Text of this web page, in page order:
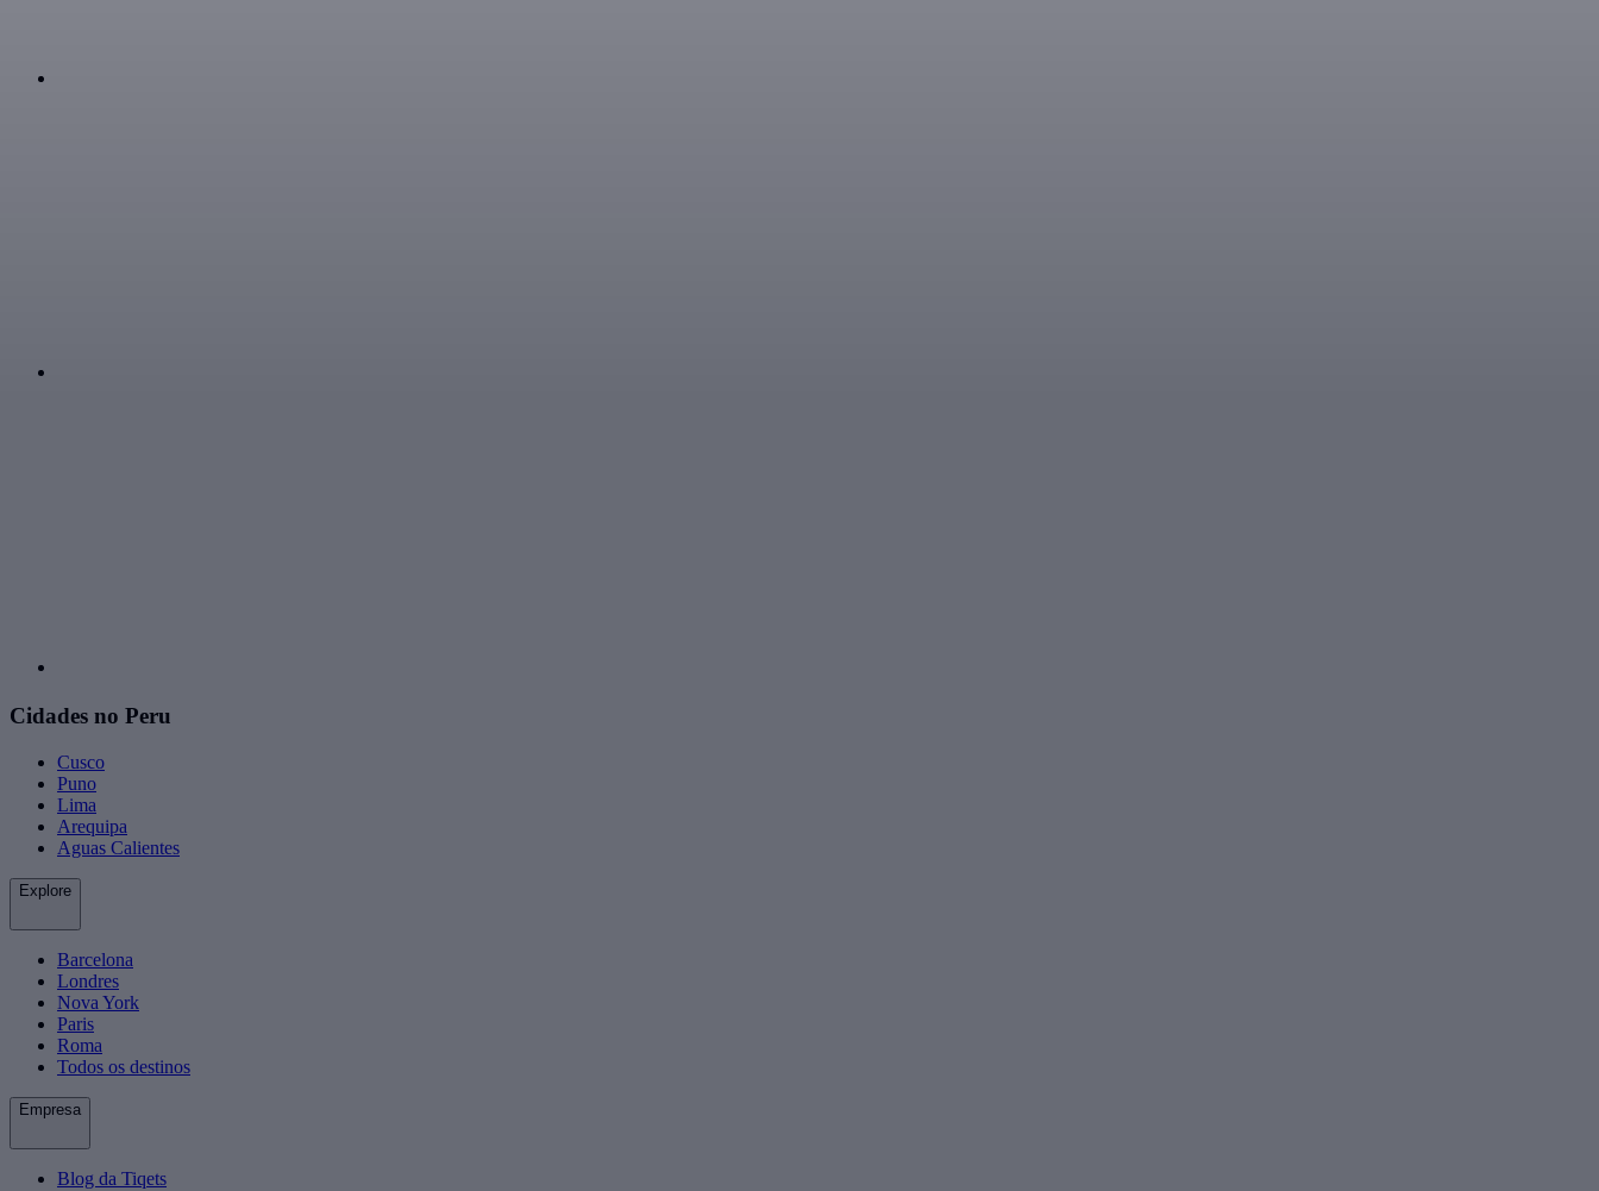
Cidades no Peru
Cusco
Puno
Lima
Arequipa
Aguas Calientes
Explore
Barcelona
Londres
Nova York
Paris
Roma
Todos os destinos
Empresa
Blog da Tiqets